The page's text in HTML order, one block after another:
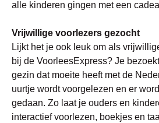
alle kinderen gingen met een
Vrijwillige voorlezers gezocht
Lijkt het je ook leuk om als
bij de VoorleesExpress? Je
gezin dat moeite heeft met de
uurtje wordt voorgelezen en er
gedaan. Zo laat je ouders en
interactief voorlezen, boekjes en